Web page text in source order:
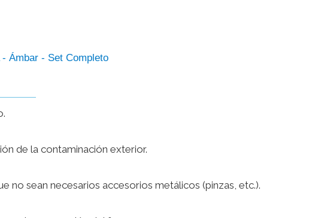
Ámbar - Set Completo
de la contaminación exterior.
no sean necesarios accesorios metálicos (pinzas, etc.).